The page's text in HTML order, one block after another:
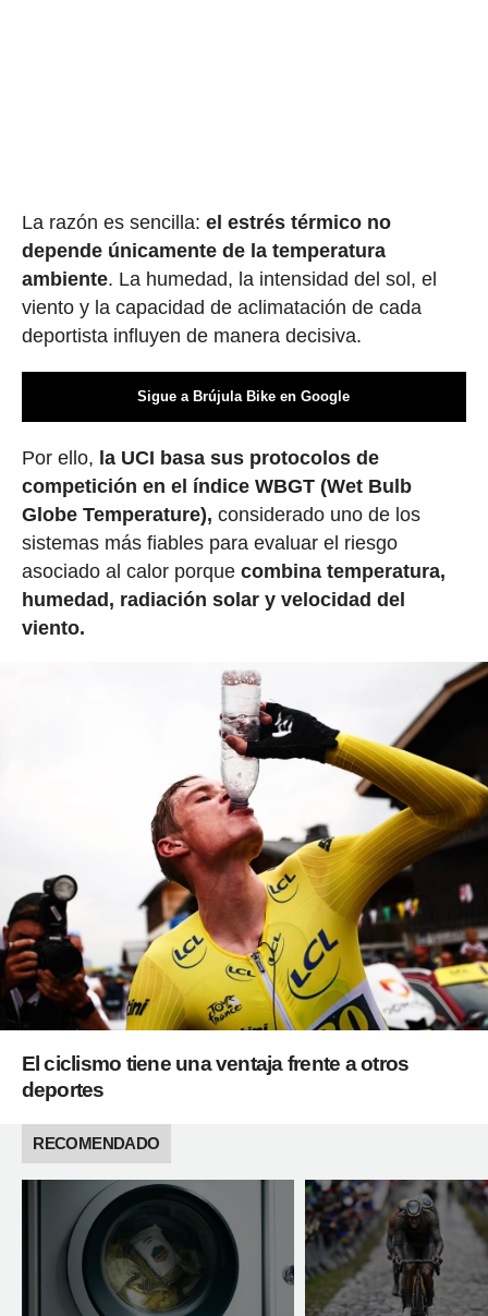
La razón es sencilla: el estrés térmico no
depende únicamente de la temperatura
ambiente. La humedad, la intensidad del sol, el
viento y la capacidad de aclimatación de cada
deportista influyen de manera decisiva.
Sigue a Brújula Bike en Google
Por ello, la UCI basa sus protocolos de
competición en el índice WBGT (Wet Bulb
Globe Temperature), considerado uno de los
sistemas más fiables para evaluar el riesgo
asociado al calor porque combina temperatura,
humedad, radiación solar y velocidad del
viento.
El ciclismo tiene una ventaja frente a otros
deportes
RECOMENDADO